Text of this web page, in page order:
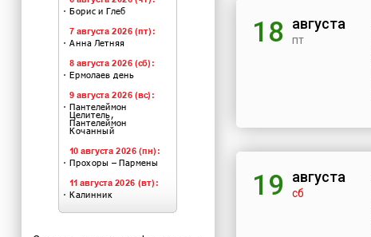
18 августа
пт
19 августа
сб